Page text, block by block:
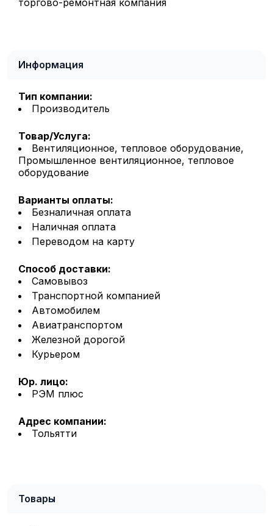
Информация
Тип компании:
Производитель
Товар/Услуга:
Вентиляционное, тепловое оборудование,
Промышленное вентиляционное, тепловое
оборудование
Варианты оплаты:
Безналичная оплата
Наличная оплата
Переводом на карту
Способ доставки:
Самовывоз
Транспортной компанией
Автомобилем
Авиатранспортом
Железной дорогой
Курьером
Юр. лицо:
РЭМ плюс
Адрес компании:
Тольятти
Товары